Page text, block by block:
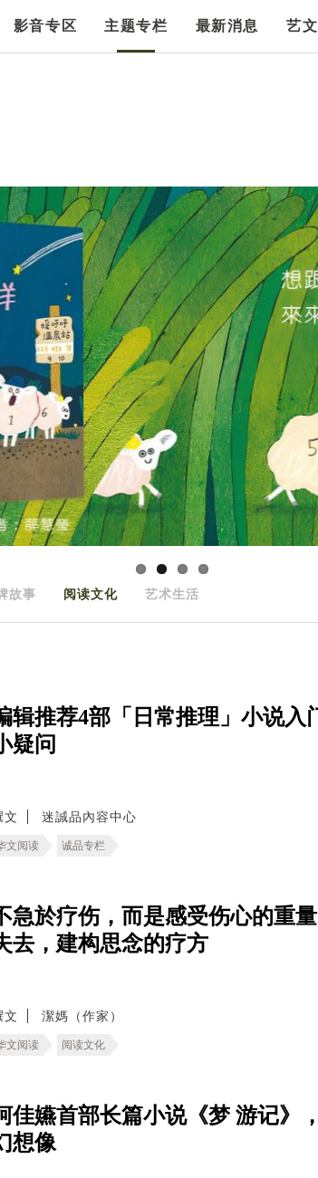
影音专区 主题专栏 最新消息 艺
故事 阅读文化 艺术生活
辑推荐4部「日常推理」小说入
疑问
文 迷誠品內容中心
文阅读 诚品专栏
急於疗伤，而是感受伤心的重
去，建构思念的疗方
文 潔媽（作家）
文阅读 阅读文化
佳嬿首部长篇小说《梦 游记》
想像